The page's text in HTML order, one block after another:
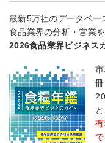
最新5万社のデータベー
食品業界の分析・営業
2026食品業界ビジネス
冊